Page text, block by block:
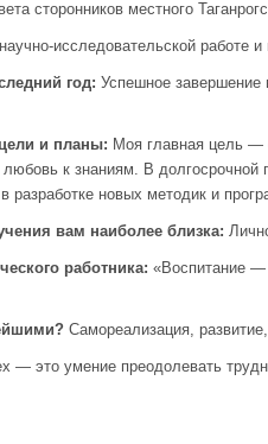
местного
исследовательской работе и
год: Успешное завершение
и планы: Моя главная цель —
к знаниям. В долгосрочной
разработке новых методик и
вам наиболее близка:
работника: «Воспитание —
Самореализация,
— это умение преодолевать